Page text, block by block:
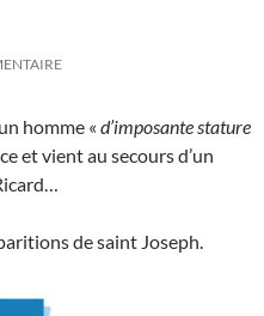
homme « d’imposante stature
et vient au secours d’un
de saint Joseph.